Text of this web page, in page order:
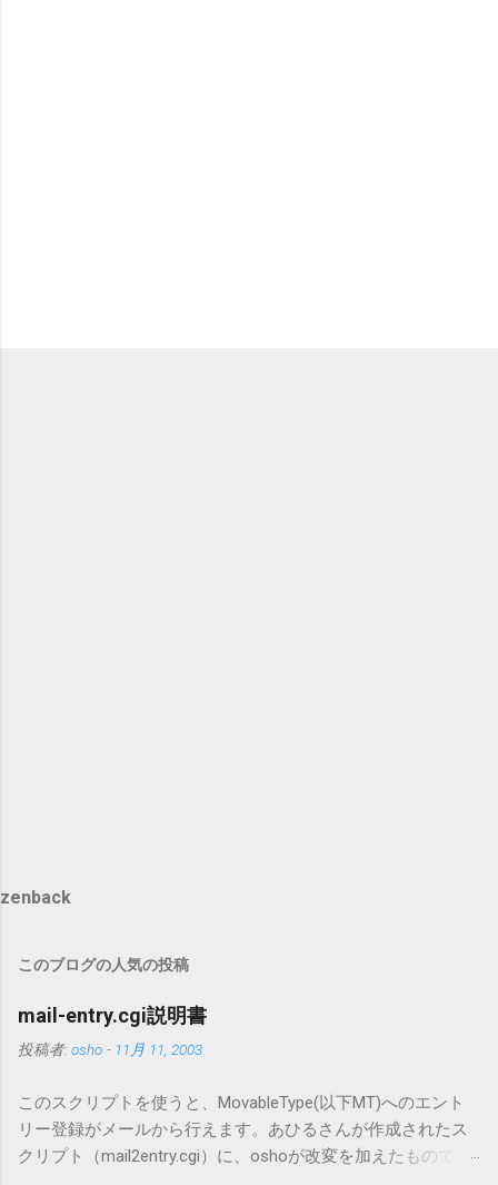
zenback
このブログの人気の投稿
mail-entry.cgi説明書
投稿者: osho - 11月 11, 2003
このスクリプトを使うと、MovableType(以下MT)へのエント
リー登録がメールから行えます。あひるさんが作成されたス
クリプト（mail2entry.cgi）に、oshoが改変を加えたもので